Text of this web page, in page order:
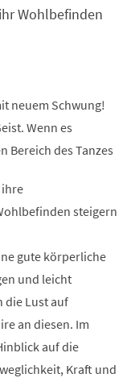
Wohlbefinden
neuem Schwung!
Wenn es
Bereich des Tanzes
ihre
steigern
gute körperliche
und leicht
die Lust auf
an diesen. Im
auf die
Kraft und